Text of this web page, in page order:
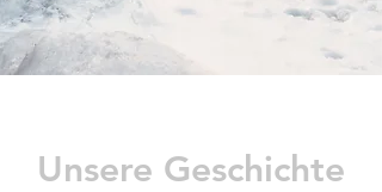
Unsere Geschichte